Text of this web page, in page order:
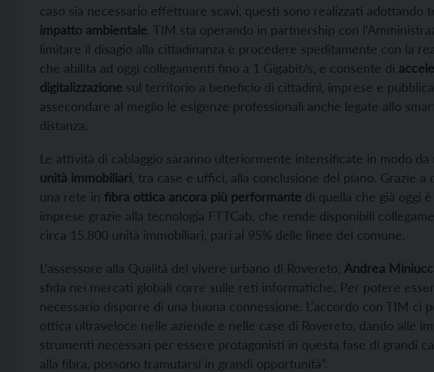
caso sia necessario effettuare scavi, questi sono realizzati adottando
impatto ambientale. TIM sta operando in partnership con
limitare il disagio alla cittadinanza e procedere speditamente con la
che abilita ad oggi collegamenti fino a 1 Gigabit/s, e consente di
digitalizzazione sul territorio a beneficio di cittadini, imprese e
assecondare al meglio le esigenze professionali anche legate allo
distanza.
Le attività di cablaggio saranno ulteriormente intensificate in modo da
unità immobiliari , tra case e uffici, alla conclusione del piano. Grazie
una rete in fibra ottica ancora più performante di quella che già oggi
imprese grazie alla tecnologia FTTCab, che rende disponibili
circa 15.800 unità immobiliari, pari al 95% delle linee del comune.
L’assessore alla Qualità del vivere urbano di Rovereto, Andrea
sfida nei mercati globali corre sulle reti informatiche. Per potere
necessario disporre di una buona connessione. L’accordo con TIM ci
ottica ultraveloce nelle aziende e nelle case di Rovereto, dando alle
strumenti necessari per essere protagonisti in questa fase di grandi
alla fibra, possono tramutarsi in grandi opportunità”.